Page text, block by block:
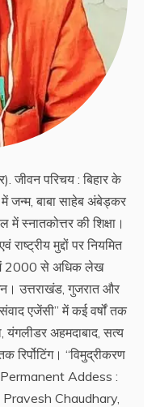
जीवन परिचय : बिहार के
जन्म, बाबा साहेब अंबेड्कर
में स्नातकोत्तर की शिक्षा।
मुद्दों पर नियमित
2000 से अधिक लेख
उत्तराखंड, गुजरात और
एजेंसी’’ में कई वर्षों तक
अहमदाबाद, सत्य
रिर्पोटिंग। ‘‘विमुद्रीकरण
Permanent Addess :
Chaudhary,